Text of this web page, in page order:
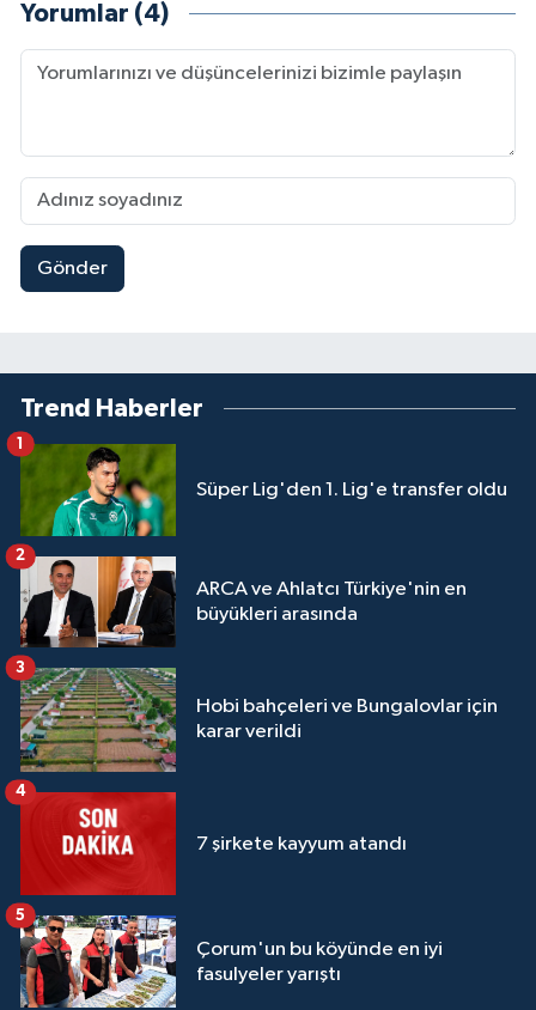
Yorumlar (4)
Gönder
Trend Haberler
Süper Lig'den 1. Lig'e transfer oldu
1
ARCA ve Ahlatcı Türkiye'nin en
büyükleri arasında
2
Hobi bahçeleri ve Bungalovlar için
karar verildi
3
7 şirkete kayyum atandı
4
Çorum'un bu köyünde en iyi
fasulyeler yarıştı
5